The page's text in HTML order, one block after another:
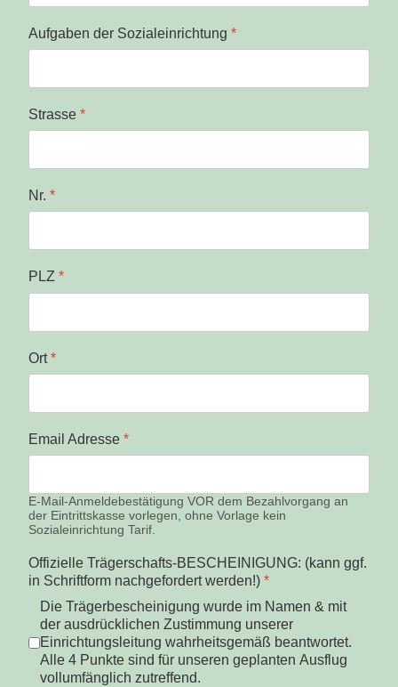
Aufgaben der Sozialeinrichtung *
Strasse *
Nr. *
PLZ *
Ort*
Email Adresse *
E-Mail-Anmeldebestätigung VOR dem Bezahlvorgang an
der Eintrittskasse vorlegen, ohne Vorlage kein
Sozialeinrichtung Tarif.
Offizielle Trägerschafts-BESCHEINIGUNG: (kann ggf.
in Schriftform nachgefordert werden!) *
Die Trägerbescheinigung wurde im Namen & mit
der ausdrücklichen Zustimmung unserer
Einrichtungsleitung wahrheitsgemäß beantwortet.
Alle 4 Punkte sind für unseren geplanten Ausflug
vollumfänglich zutreffend.